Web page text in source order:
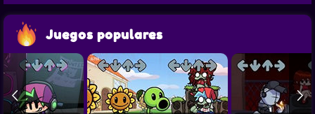
Juegos populares